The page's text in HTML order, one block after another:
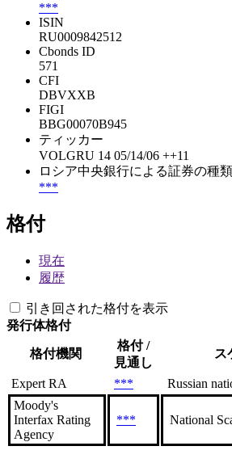
***
ISIN
RU0009842512
Cbonds ID
571
CFI
DBVXXB
FIGI
BBG00070B945
ティッカー
VOLGRU 14 05/14/06 ++11
ロシア中央銀行による証券の種類
***
格付
現在
履歴
引き回された格付を表示
発行体格付
格付機関
格付 /
見通し
ス
Expert RA
*** Russian
Moody's
Interfax Rating
Agency
*** National